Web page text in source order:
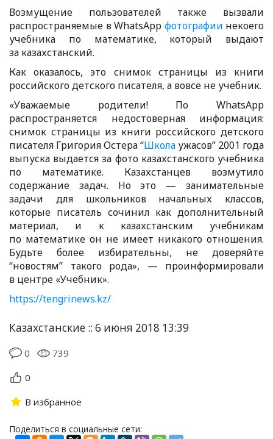
Возмущение пользователей также вызвали
распространяемые в WhatsApp фотографии некоего
учебника по математике, который выдают
за казахстанский.
Как оказалось, это снимок страницы из книги
российского детского писателя, а вовсе не учебник.
«Уважаемые родители! По WhatsApp
распространяется недостоверная информация:
снимок страницы из книги российского детского
писателя Григория Остера “Школа ужасов” 2001 года
выпуска выдается за фото казахстанского учебника
по математике. Казахстанцев возмутило
содержание задач. Но это — занимательные
задачи для школьников начальных классов,
которые писатель сочинил как дополнительный
материал, и к казахстанским учебникам
по математике он не имеет никакого отношения.
Будьте более избирательны, не доверяйте
“новостям” такого рода», — проинформировали
в центре «Учебник».
https://tengrinews.kz/
Казахстанские :: 6 июня 2018 13:39
0
739
0
В избранное
Поделиться в социальные сети: